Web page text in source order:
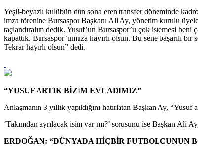
Yeşil-beyazlı kulübün dün sona eren transfer döneminde
imza törenine Bursaspor Başkanı Ali Ay, yönetim kurulu
taçlandıralım dedik. Yusuf’un Bursaspor’u çok istemesi
kapattık. Bursaspor’umuza hayırlı olsun. Bu sene başarılı
Tekrar hayırlı olsun” dedi.
“YUSUF ARTIK BİZİM EVLADIMIZ”
Anlaşmanın 3 yıllık yapıldığını hatırlatan Başkan Ay,
‘Takımdan ayrılacak isim var mı?’ sorusunu ise Başkan Ali
ERDOĞAN: “DÜNYADA HİÇBİR FUTBOLCUNUN